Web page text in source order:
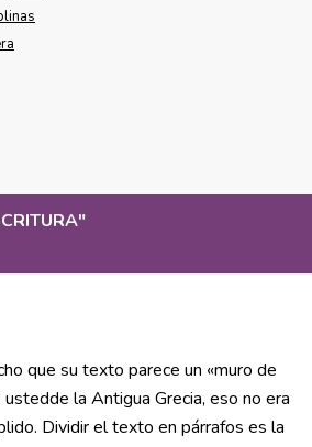
"
que su texto parece un «muro de
la Antigua Grecia, eso no era
Dividir el texto en párrafos es la